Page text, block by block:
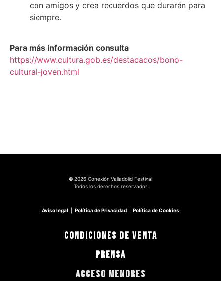
con amigos y crea recuerdos que durarán para
siempre.
Para más información consulta
https://www.cultura.gob.es/destacados/bono-
cultural-joven.html
© 2026 Conexión Valladolid Festival
Todos los derechos reservados
Aviso legal Política de Privacidad Política de Cookies
CONDICIONES DE VENTA
PRENSA
ACCESO MENORES